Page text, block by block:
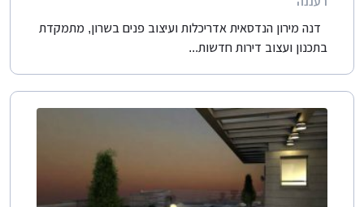
דנה מירון הנדסאית אדריכלות ועיצוב פנים בשרון, מתמקדת
בתכנון ועצוב דירות חדשות...